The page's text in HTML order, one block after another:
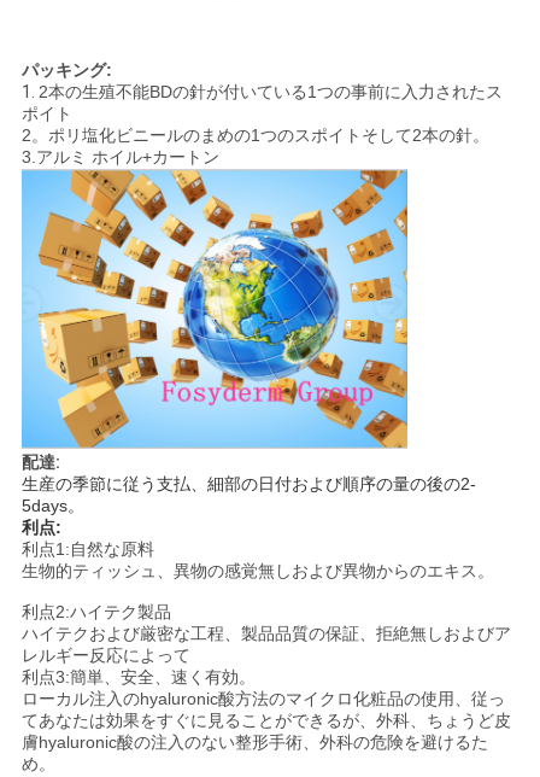
パッキング:
1. 2本の生殖不能BDの針が付いている1つの事前に入力されたス
ポイト
2。ポリ塩化ビニールのまめの1つのスポイトそして2本の針。
3.アルミ ホイル+カートン
配達:
生産の季節に従う支払、細部の日付および順序の量の後の2-
5days。
利点:
利点1:自然な原料
生物的ティッシュ、異物の感覚無しおよび異物からのエキス。
利点2:ハイテク製品
ハイテクおよび厳密な工程、製品品質の保証、拒絶無しおよびア
レルギー反応によって
利点3:簡単、安全、速く有効。
ローカル注入のhyaluronic酸方法のマイクロ化粧品の使用、従っ
てあなたは効果をすぐに見ることができるが、外科、ちょうど皮
膚hyaluronic酸の注入のない整形手術、外科の危険を避けるた
め。